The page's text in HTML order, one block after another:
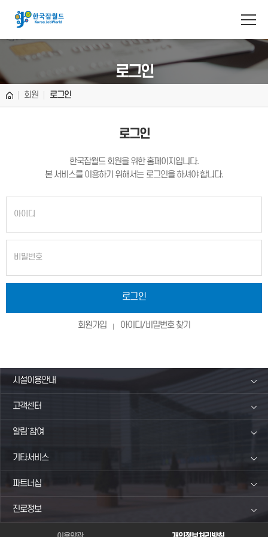
로그인
회원 로그인
로그인
한국잡월드 회원을 위한 홈페이지입니다.
본 서비스를 이용하기 위해서는 로그인을 하셔야 합니다.
로그인
회원가입 아이디/비밀번호 찾기
시설이용안내
고객센터
알림˙참여
기타서비스
파트너십
진로정보